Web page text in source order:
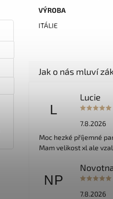
VÝROBA
ITÁLIE
L
Lucie
7.8.2026
Moc hezké příjemné
Mam velikost xl ale
NP
7.8.2026